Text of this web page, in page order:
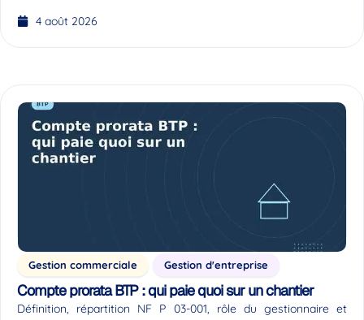
4 août 2026
Gestion commerciale Gestion d'entreprise
Compte prorata BTP : qui paie quoi sur un chantier
Définition, répartition NF P 03-001, rôle du gestionnaire et